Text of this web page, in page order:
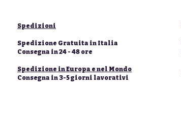
Spedizioni
Spedizione Gratuita in Italia
Consegna in 24 - 48 ore
Spedizione in Europa e nel Mondo
Consegna in 3-5 giorni lavorativi